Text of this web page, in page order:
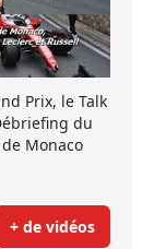
Prix, le Talk
du
Monaco
+ de vidéos